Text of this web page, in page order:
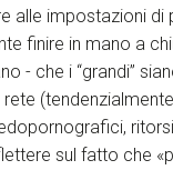
alle impostazioni
finire in mano a
- che i “grandi”
rete
sul fatto che